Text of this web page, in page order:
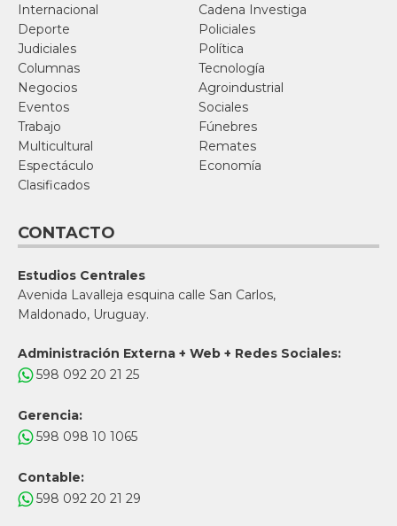
Internacional
Cadena Investiga
Deporte
Policiales
Judiciales
Política
Columnas
Tecnología
Negocios
Agroindustrial
Eventos
Sociales
Trabajo
Fúnebres
Multicultural
Remates
Espectáculo
Economía
Clasificados
CONTACTO
Estudios Centrales
Avenida Lavalleja esquina calle San Carlos,
Maldonado, Uruguay.
Administración Externa + Web + Redes Sociales:
598 092 20 21 25
Gerencia:
598 098 10 1065
Contable:
598 092 20 21 29